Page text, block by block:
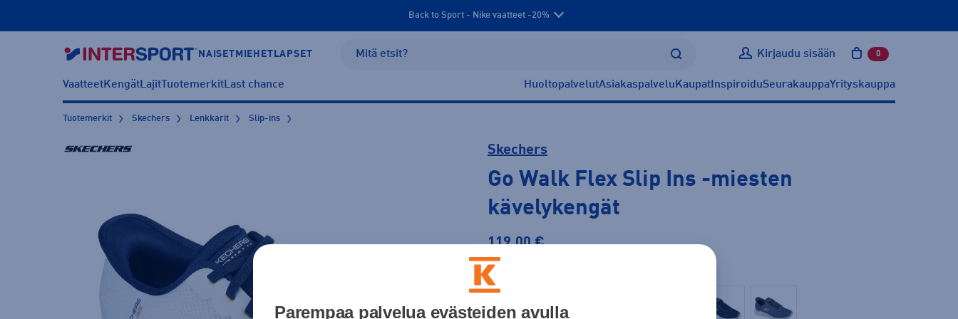
Back to Sport - Nike vaatteet -20%
NAISET MIEHET LAPSET Kirjaudu sisään 0 tuotetta
VaatteetKengätLajitTuotemerkitLast chance HuoltopalvelutAsiakaspalvelu Kaupat InspiroiduSeurakauppaYrityskauppa
Tuotemerkit Skechers Lenkkarit Slip-ins
Skechers
Go Walk Flex Slip Ins -miesten
kävelykengät
119,00 €
Väri
Parempaa palvelua evästeiden avulla